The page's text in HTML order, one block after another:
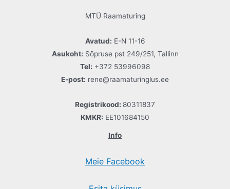
MTÜ Raamaturing
Avatud: E-N 11-16
Asukoht: Sõpruse pst 249/251, Tallinn
Tel: +372 53996098
E-post: rene@raamaturinglus.ee
Registrikood: 80311837
KMKR: EE101684150
Info
Meie Facebook